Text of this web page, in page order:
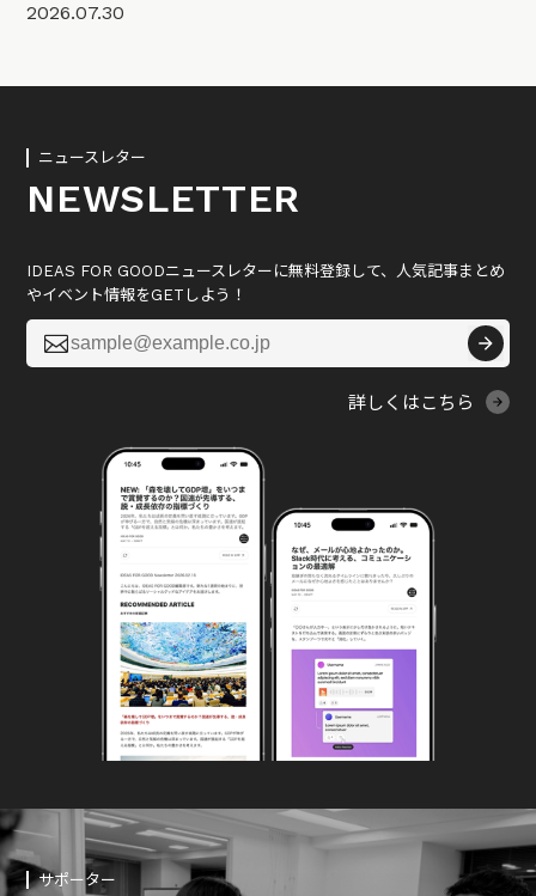
2026.07.30
ニュースレター
NEWSLETTER
IDEAS FOR GOODニュースレターに無料登録して、人気記事まとめ
やイベント情報をGETしよう！

詳しくはこちら
サポーター